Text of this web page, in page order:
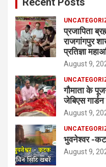
प्रजापिता
राजगांगपुर
प्रतिज्ञा
August 9,
गौमाता के
जेबिएस
August 9,
भुवनेश्वर -
August 9,